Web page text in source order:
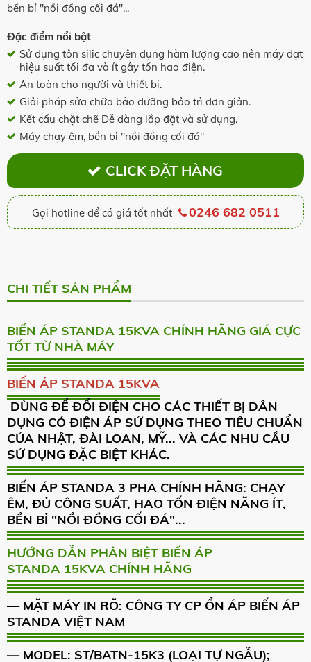
bền bỉ "nồi đồng cối đá"...
Đặc điểm nổi bật
Sử dụng tôn silic chuyên dụng hàm lượng cao nên máy đạt
hiệu suất tối đa và ít gây tổn hao điện.
An toàn cho người và thiết bị.
Giải pháp sửa chữa bảo dưỡng bảo trì đơn giản.
Kết cấu chặt chẽ Dễ dàng lắp đặt và sử dụng.
Máy chạy êm, bền bỉ "nồi đồng cối đá"
CLICK ĐẶT HÀNG
Gọi hotline để có giá tốt nhất 0246 682 0511
CHI TIẾT SẢN PHẨM
BIẾN ÁP STANDA 15KVA CHÍNH HÃNG GIÁ CỰC
TỐT TỪ NHÀ MÁY
BIẾN ÁP STANDA 15KVA
DÙNG ĐỂ ĐỔI ĐIỆN CHO CÁC THIẾT BỊ DÂN
DỤNG CÓ ĐIỆN ÁP SỬ DỤNG THEO TIÊU CHUẨN
CỦA NHẬT, ĐÀI LOAN, MỸ... VÀ CÁC NHU CẦU
SỬ DỤNG ĐẶC BIỆT KHÁC.
BIẾN ÁP STANDA 3 PHA CHÍNH HÃNG: CHẠY
ÊM, ĐỦ CÔNG SUẤT, HAO TỐN ĐIỆN NĂNG ÍT,
BỀN BỈ "NỒI ĐỒNG CỐI ĐÁ"...
HƯỚNG DẪN PHÂN BIỆT BIẾN ÁP
STANDA 15KVA CHÍNH HÃNG
— MẶT MÁY IN RÕ: CÔNG TY CP ỔN ÁP BIẾN ÁP
STANDA VIỆT NAM
— MODEL: ST/BATN-15K3 (LOẠI TỰ NGẪU);